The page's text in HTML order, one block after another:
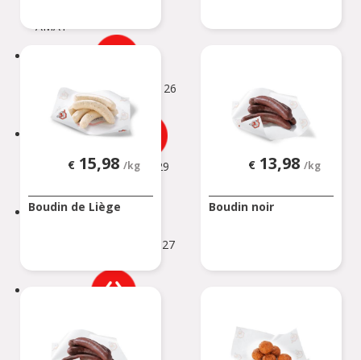
AMAY
Avenue de la Belle Mine 26
ANDENNE
ANDERLECHT 2
Avenue Marius Renard 29
ANDERLUES
Chaussée de Charleroi 127
ANTOING
€ 15,98 /kg
Boudin de Liège
€ 13,98 /kg
Boudin noir